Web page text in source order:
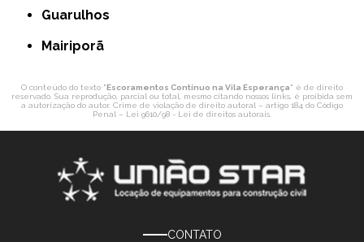
Guarulhos
Mairiporã
O conteúdo do texto "Escoramentos Contínuo na Vila Esperança" é de direito
reservado. Sua reprodução, parcial ou total, mesmo citando nossos links, é proibida sem
a autorização do autor. Crime de violação de direito autoral – artigo 184 do Código
Penal – Lei 9610/98 - Lei de direitos autorais
CONTATO